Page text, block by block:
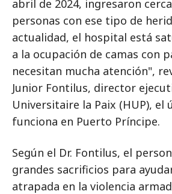
abril de 2024, ingresaron
personas con ese tipo de
actualidad, el hospital está
a la ocupación de camas con
necesitan mucha atención",
Junior Fontilus, director
Universitaire la Paix (HUP), el
funciona en Puerto Príncipe.
Según el Dr. Fontilus, el
grandes sacrificios para
atrapada en la violencia